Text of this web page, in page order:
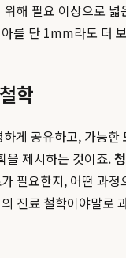
해 필요 이상으로
를 단 1mm라도 더
학
게 공유하고, 가능
을 제시하는 것이죠.
필요한지, 어떤 과
진료 철학이야말